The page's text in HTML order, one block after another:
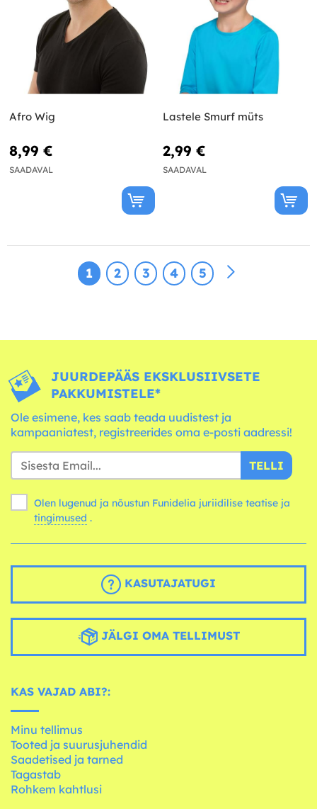
Afro Wig
8,99 €
SAADAVAL
Lastele Smurf müts
2,99 €
SAADAVAL
1 2 3 4 5
JUURDEPÄÄS EKSKLUSIIVSETE
PAKKUMISTELE*
Ole esimene, kes saab teada uudistest ja
kampaaniatest, registreerides oma e-posti aadressi!
TELLI
Olen lugenud ja nõustun Funidelia juriidilise teatise ja
tingimused .
KASUTAJATUGI
JÄLGI OMA TELLIMUST
KAS VAJAD ABI?:
Minu tellimus
Tooted ja suurusjuhendid
Saadetised ja tarned
Tagastab
Rohkem kahtlusi